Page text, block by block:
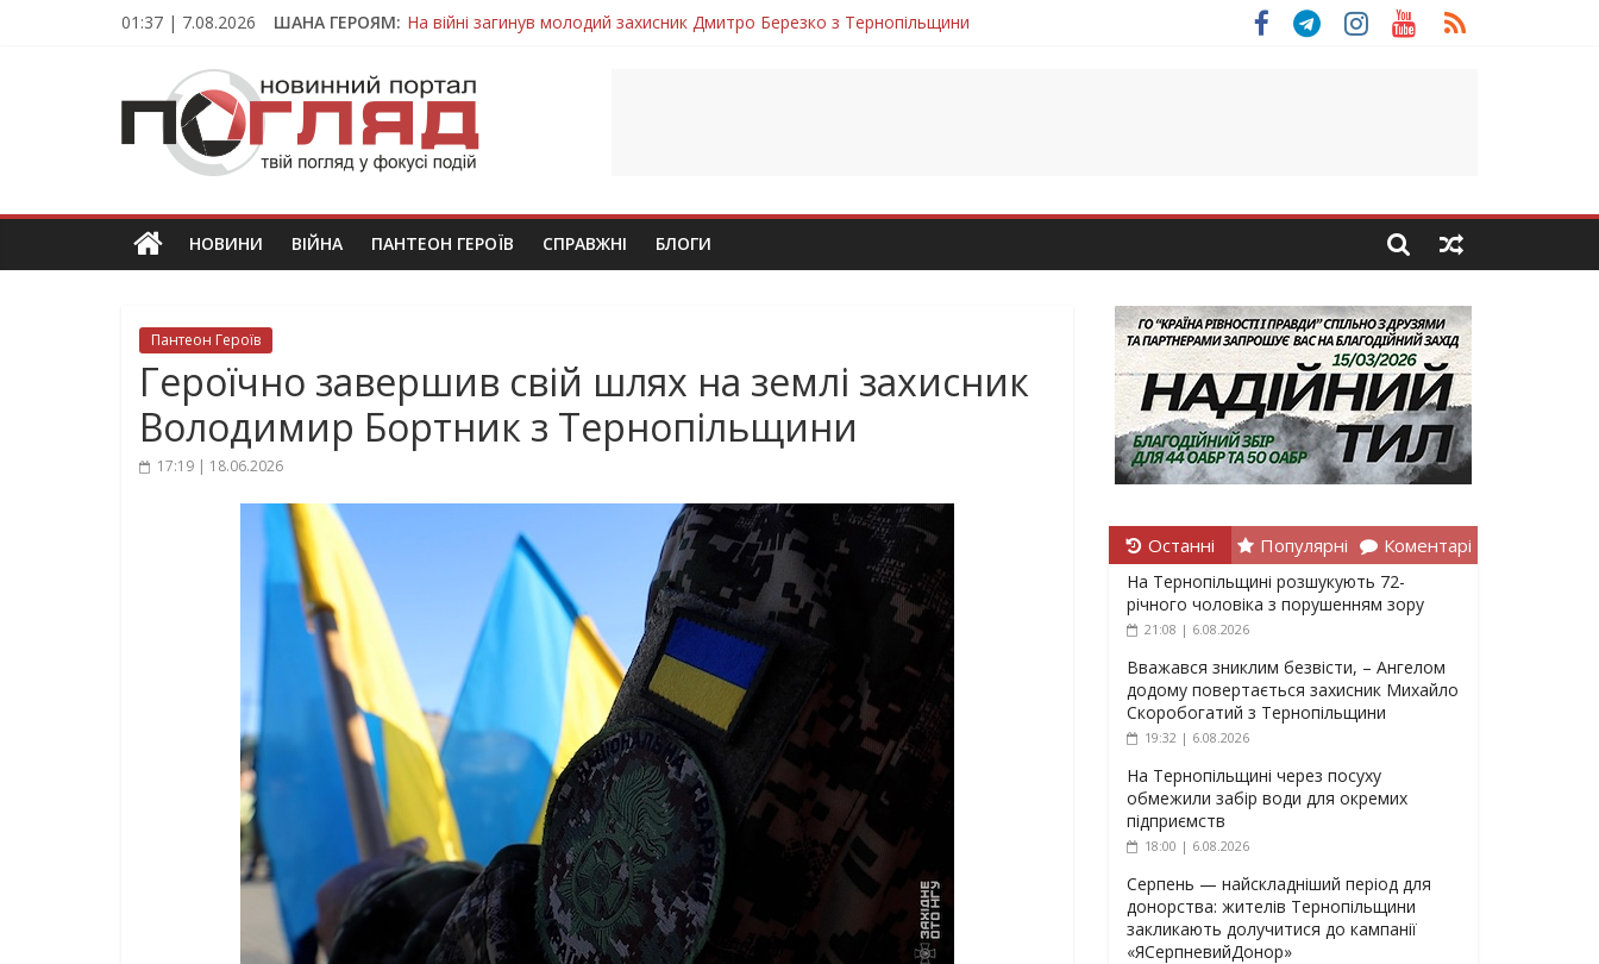
01:37 | 7.08.2026 ШАНА ГЕРОЯМ: На війні загинув молодий захисник Дмитро Березко з Тернопільщини
Захисник з Тернопільщини Петро Федів повертається до рідного дому «на щиті»
Тернопільщина в скорботі: на щиті повертається воїн Володимир Паламарчук
Вважався зниклим безвісти, – Ангелом додому повертається захисник Михайло Скоробогатий з Тернопільщини
ПОГЛЯД
Новини
Тернополя.
новини
та
НОВИНИ ВІЙНА ПАНТЕОН ГЕРОЇВ СПРАВЖНІ БЛОГИ
Пантеон Героїв
Героїчно завершив свій шлях на землі захисник
Володимир Бортник з Тернопільщини
17:19 | 18.06.2026
Останні Популярні Коментарі
На Тернопільщині розшукують 72-
річного чоловіка з порушенням зору
21:08 | 6.08.2026
Вважався зниклим безвісти, – Ангелом
додому повертається захисник Михайло
Скоробогатий з Тернопільщини
19:32 | 6.08.2026
На Тернопільщині через посуху
обмежили забір води для окремих
підприємств
18:00 | 6.08.2026
Серпень — найскладніший період для
донорства: жителів Тернопільщини
закликають долучитися до кампанії
«ЯСерпневийДонор»